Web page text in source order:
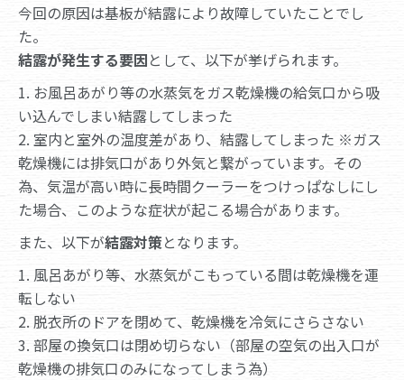
今回の原因は基板が結露により故障していたことでし
た。
結露が発生する要因として、以下が挙げられます。
1. お風呂あがり等の水蒸気をガス乾燥機の給気口から吸
い込んでしまい結露してしまった
2. 室内と室外の温度差があり、結露してしまった ※ガス
乾燥機には排気口があり外気と繋がっています。その
為、気温が高い時に長時間クーラーをつけっぱなしにし
た場合、このような症状が起こる場合があります。
また、以下が結露対策となります。
1. 風呂あがり等、水蒸気がこもっている間は乾燥機を運
転しない
2. 脱衣所のドアを閉めて、乾燥機を冷気にさらさない
3. 部屋の換気口は閉め切らない（部屋の空気の出入口が
乾燥機の排気口のみになってしまう為）